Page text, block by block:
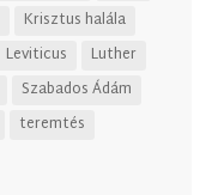
Krisztus halála
Leviticus
Luther
Szabados Ádám
teremtés